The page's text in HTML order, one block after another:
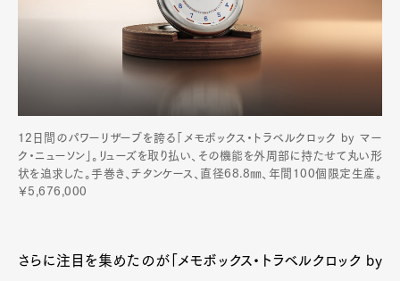
Pen Meet
Pen international Pen tw
12日間のパワーリザーブを誇る「メモボックス・トラベルクロック by マー
ク・ニューソン」。リューズを取り払い、その機能を外周部に持たせて丸い形
状を追求した。手巻き、チタンケース、直径68.8㎜、年間100個限定生産。
￥5,676,000
さらに注目を集めたのが「メモボックス・トラベルクロック by